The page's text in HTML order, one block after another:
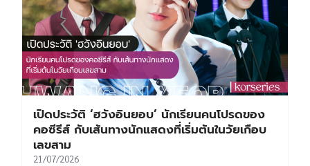
เปิดประวัติ ‘ฮวังอินยอบ’ นักเรียนคนโปรดของ
คอซีรีส์ กับเส้นทางนักแสดงที่เริ่มต้นในวัยเกือบ
เลขสาม
21/07/2026